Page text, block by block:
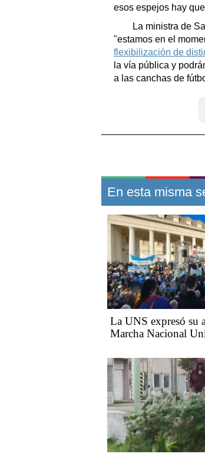
esos espejos hay
La ministra de
"estamos en el
flexibilización de
la vía pública y
a las canchas de
En esta misma
La UNS expresó su
Marcha Nacional